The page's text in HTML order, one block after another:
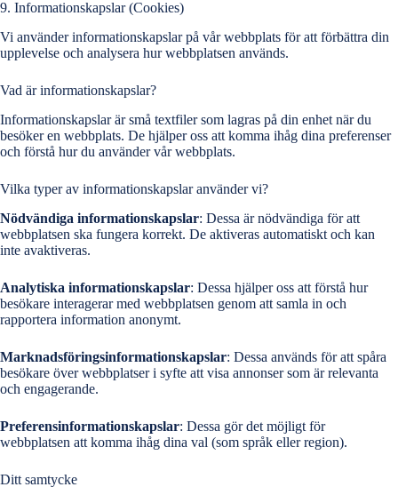
9. Informationskapslar (Cookies)
Vi använder informationskapslar på vår webbplats för att förbättra din
upplevelse och analysera hur webbplatsen används.
Vad är informationskapslar?
Informationskapslar är små textfiler som lagras på din enhet när du
besöker en webbplats. De hjälper oss att komma ihåg dina preferenser
och förstå hur du använder vår webbplats.
Vilka typer av informationskapslar använder vi?
Nödvändiga informationskapslar: Dessa är nödvändiga för att
webbplatsen ska fungera korrekt. De aktiveras automatiskt och kan
inte avaktiveras.
Analytiska informationskapslar: Dessa hjälper oss att förstå hur
besökare interagerar med webbplatsen genom att samla in och
rapportera information anonymt.
Marknadsföringsinformationskapslar: Dessa används för att spåra
besökare över webbplatser i syfte att visa annonser som är relevanta
och engagerande.
Preferensinformationskapslar: Dessa gör det möjligt för
webbplatsen att komma ihåg dina val (som språk eller region).
Ditt samtycke